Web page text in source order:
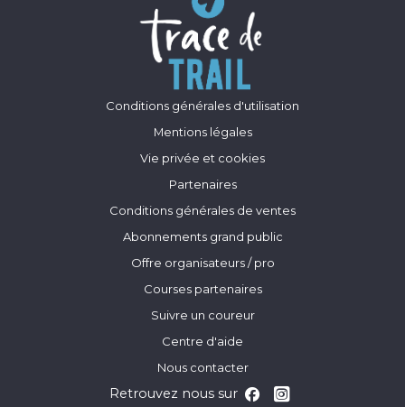
Conditions générales d'utilisation
Mentions légales
Vie privée et cookies
Partenaires
Conditions générales de ventes
Abonnements grand public
Offre organisateurs / pro
Courses partenaires
Suivre un coureur
Centre d'aide
Nous contacter
Retrouvez nous sur